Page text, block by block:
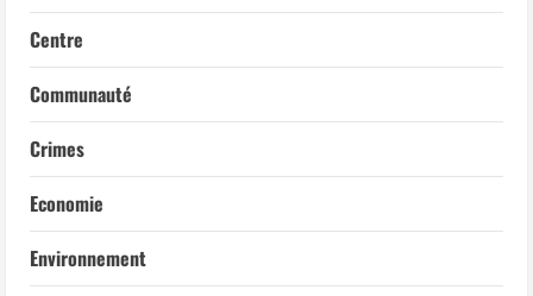
Centre
Communauté
Crimes
Economie
Environnement